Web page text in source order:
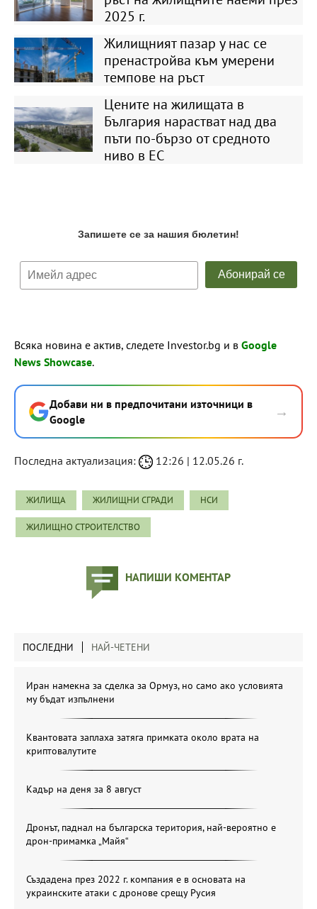
2025 г.
Жилищният пазар у нас се
пренастройва към умерени
темпове на ръст
Цените на жилищата в
България нарастват над два
пъти по-бързо от средното
ниво в ЕС
Всяка новина е актив, следете Investor.bg и в Google
News Showcase.
Добави ни в предпочитани източници в
Google
→
Последна актуализация: 12:26 | 12.05.26 г.
ЖИЛИЩА ЖИЛИЩНИ СГРАДИ НСИ
ЖИЛИЩНО СТРОИТЕЛСТВО
НАПИШИ КОМЕНТАР
ПОСЛЕДНИ НАЙ-ЧЕТЕНИ
Иран намекна за сделка за Ормуз, но само ако условията
му бъдат изпълнени
Квантовата заплаха затяга примката около врата на
криптовалутите
Кадър на деня за 8 август
Дронът, паднал на българска територия, най-вероятно е
дрон-примамка „Майя“
Създадена през 2022 г. компания е в основата на
украинските атаки с дронове срещу Русия